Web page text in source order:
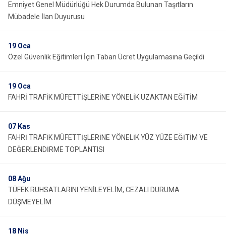
Emniyet Genel Müdürlüğü Hek Durumda Bulunan Taşıtların
Mübadele İlan Duyurusu
19 Oca
Özel Güvenlik Eğitimleri İçin Taban Ücret Uygulamasına Geçildi
19 Oca
FAHRİ TRAFİK MÜFETTİŞLERİNE YÖNELİK UZAKTAN EĞİTİM
07 Kas
FAHRİ TRAFİK MÜFETTİŞLERİNE YÖNELİK YÜZ YÜZE EĞİTİM VE
DEĞERLENDİRME TOPLANTISI
08Ağu
TÜFEK RUHSATLARINI YENİLEYELİM, CEZALI DURUMA
DÜŞMEYELİM
18 Nis